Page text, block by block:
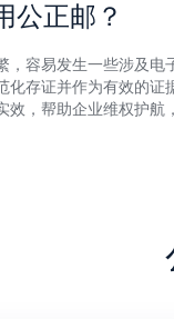
公正邮？
，容易发生一些涉及
存证并作为有效的证
，帮助企业维权护航